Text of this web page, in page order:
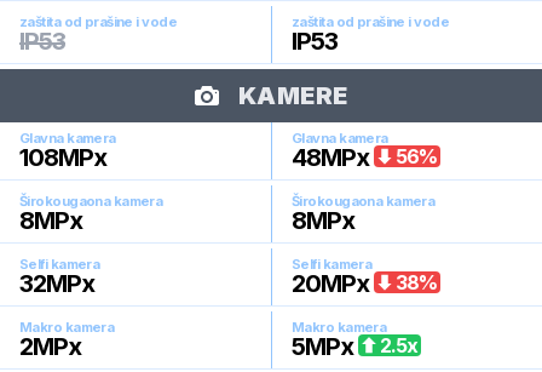
zaštita od prašine i vode
IP53
zaštita od prašine i vode
IP53
KAMERE
Glavna kamera
108MPx
Glavna kamera
48MPx 56%
Širokougaona kamera
8MPx
Širokougaona kamera
8MPx
Selfi kamera
32MPx
Selfi kamera
20MPx 38%
Makro kamera
2MPx
Makro kamera
5MPx 2.5x